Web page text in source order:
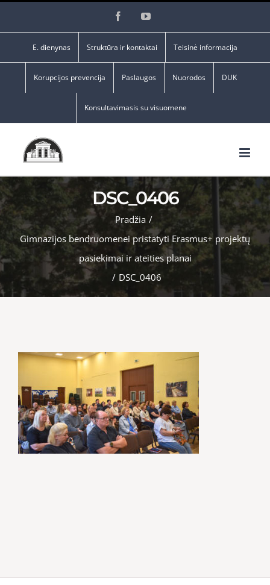
FacebookYouTube
E. dienynas Struktūra ir kontaktai Teisinė informacija
Korupcijos prevencija Paslaugos Nuorodos DUK
Konsultavimasis su visuomene
DSC_0406
Pradžia /
Gimnazijos bendruomenei pristatyti Erasmus+ projektų
pasiekimai ir ateities planai
/ DSC_0406